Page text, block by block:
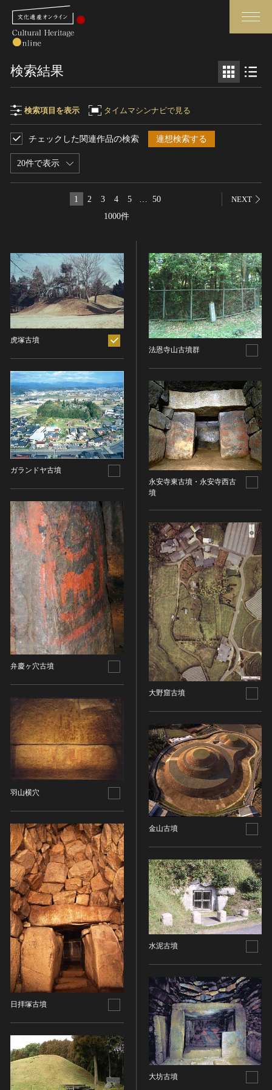
さらに詳細検索
トップ
全国の美術館・博物館
世界遺産
無形文化遺産
動画で見る無形の文化財
媒体資料・関連記事等
博物館、美術館の皆さまへ
お知らせ一覧
ヘルプ
このサイトについて
関連サイトリンク
サイトマップ
文化遺産データベース
国指定文化財等データベース
検索結果
検索項目を表示 タイムマシンナビで見る
20件で表示
チェックした関連作品の検索 連想検索する
1000件
1 2 3 4 5 50 NEXT
虎塚古墳
ガランドヤ古墳
弁慶ヶ穴古墳
羽山横穴
日拝塚古墳
法恩寺山古墳群
永安寺東古墳・永安寺西古
墳
大野窟古墳
金山古墳
水泥古墳
大坊古墳
検索項目
フリーワード
制作者名
時代
時代を選択
縄文 [日本]
弥生 [日本]
古墳 [日本]
飛鳥 [日本]
奈良 [日本]
平安 [日本]
室町 [日本]
安土・桃山 [日本]
江戸 [日本]
明治 [日本]
大正 [日本]
昭和以降 [日本]
昭和 [日本]
平成 [日本]
令和 [日本]
旧石器 [朝鮮半島]
新石器 [朝鮮半島]
青銅器 [朝鮮半島]
鉄器 [朝鮮半島]
原三国・朝鮮三国 [朝鮮半島]
原三国・朝鮮三国 [朝鮮半島]
新羅 [朝鮮半島]
旧石器 [中国]
新石器 [中国]
夏 [中国]
殷（商） [中国]
周 [中国]
春秋時代 [中国]
戦国時代 [中国]
秦 [中国]
漢 [中国]
三国 [中国]
晋 [中国]
五胡十六国 [中国]
南北朝（六朝） [中国]
隋 [中国]
唐 [中国]
分野を選択
建造物
宗教建築
城郭建築
絵画
日本画
油彩画
水彩
素描
東洋画(日本画を除く)
その他
版画
木版画
銅版画
リトグラフ（石版画）
シルクスクリーン
その他
彫刻
木像
金属像
工芸品
金工
漆工
染織
陶磁
ガラス
その他
その他の美術
写真
デザイン
書
その他
考古資料
石器・石製品類
土器・土製品類
所在地（都道府県）
所在地（都道府県）を選択
所在地（市区町村）
所蔵館
指定区分
指定区分を選択
国宝
重要文化財
登録有形文化財
記録作成等の措置を講ずべき無形文化財
重要有形民俗文化財
重要無形民俗文化財
登録無形民俗文化財
記録作成等の措置を講ずべき無形の民俗文化財
史跡
天然記念物
特別史跡
特別名勝
特別天然記念物
重要文化的景観
重要伝統的建造物群保存地区
選定保存技術
未指定
有形文化財(建造物)
有形文化財(美術工芸品)
無形文化財
民俗文化財(有形民俗文化財)
記念物(史跡)
記念物(名勝)
記念物(天然記念物)
伝統的建造物群保存地区
メディア（動画等）
メディア（動画等）を選択
画像ライセンス
CC0
PDM
CC BY（表示）
CC BY-SA（表示—継承）
CC BY-ND（表示—改変禁止）
CC BY-NC-SA（表示—非営利—継承）
CC BY-NC-ND（表示—非営利—改変禁止）
IN COPYRIGHT（著作権あり）
IN COPYRIGHT - EU ORPHAN WORK（著作権あり-
EU孤児著作物）
IN COPYRIGHT - EDUCATIONAL USE
PERMITTED（著作権あり-教育目的の利用可）
IN COPYRIGHT - NONCOMMERCIAL USE
PERMITTED（著作権あり-非営利目的の利用可）
IN COPYRIGHT - RIGHTSHOLDER(S) UNLOCATABLE
OR UNIDENTIFIABLE（著作権あり-著作権者不明）
NO COPYRIGHT - CONTRACTUAL
RESTRICTIONS（著作権なし-契約による制限あり）
NO COPYRIGHT - NONCOMMERCIAL USE ONLY（著
作権なし-非営利目的のみ利用可）
NO COPYRIGHT - OTHER KNOWN LEGAL
RESTRICTIONS（著作権なし-他の法的制限あり）
NO COPYRIGHT - UNITED STATES（著作権なし-米国
の法律上）
検索する
20件で表示
入力情報をクリア
連想検索する
20件で表示
入力情報をクリア